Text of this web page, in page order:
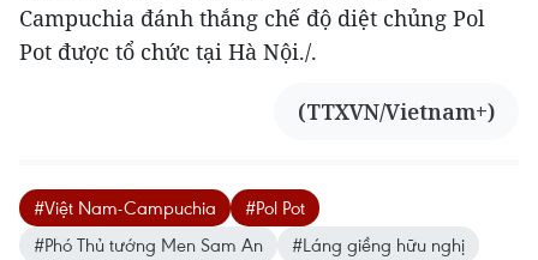
Campuchia đánh thắng chế độ diệt chủng Pol
Pot được tổ chức tại Hà Nội./.
(TTXVN/Vietnam+)
#Việt Nam-Campuchia
#Pol Pot
#Phó Thủ tướng Men Sam An
#Láng giềng hữu nghị